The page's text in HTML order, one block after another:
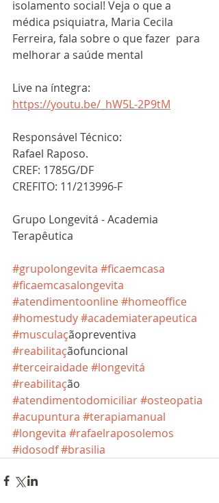
isolamento social! Veja o que a
médica psiquiatra, Maria Cecila
Ferreira, fala sobre o que fazer  para
melhorar a saúde mental
Live na íntegra:
https://youtu.be/_hW5L-2P9tM
Responsável Técnico:
Rafael Raposo.
CREF: 1785G/DF
CREFITO: 11/213996-F
Grupo Longevitá - Academia
Terapêutica
#grupolongevita #ficaemcasa
#ficaemcasalongevita
#atendimentoonline#homeoffice
#homestudy#academiaterapeutica
#musculaçãopreventiva
#reabilitaçãofuncional
#terceiraidade#longevita
#reabilitação
#atendimentodomiciliar#osteopatia
#acupuntura #terapiamanual
#longevita #rafaelraposolemos
#idosodf#brasilia